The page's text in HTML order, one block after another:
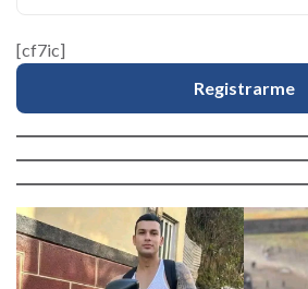
[cf7ic]